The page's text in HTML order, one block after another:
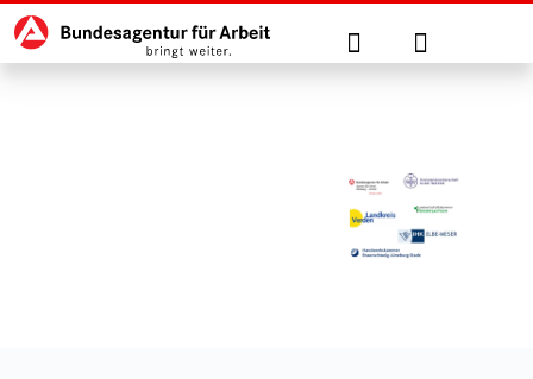
zu den Hauptinhalten springen
Hauptnavigation Suche Anmelden